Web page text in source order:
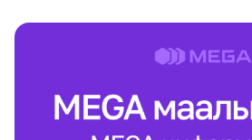
Тарифтер